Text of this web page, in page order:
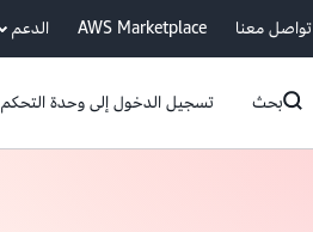
تواصل معنا AWS Marketplace الدعم
بحث تسجيل الدخول إلى وحدة التحكم